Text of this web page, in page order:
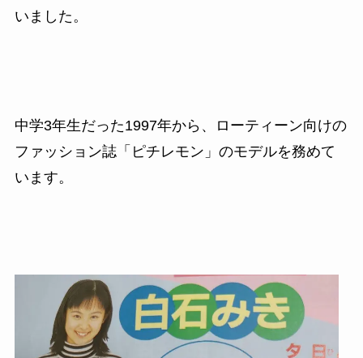
いました。
中学3年生だった1997年から、ローティーン向けの
ファッション誌「ピチレモン」のモデルを務めて
います。